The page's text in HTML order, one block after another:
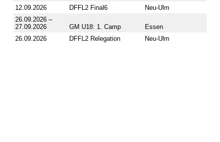
12.09.2026
DFFL2 Final6
Neu-Ulm
26.09.2026 –
27.09.2026
GM U18: 1. Camp
Essen
26.09.2026
DFFL2 Relegation Neu-Ulm